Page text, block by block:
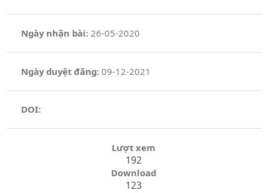
Ngày nhận bài: 26-05-2020
Ngày duyệt đăng:09-12-2021
DOI:
Lượt xem
192
Download
123